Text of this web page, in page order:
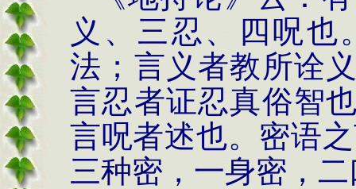
义、三忍、四呪也
法；言义者教所诠
言忍者证忍真俗智
言呪者述也。密语
三种密，一身密，